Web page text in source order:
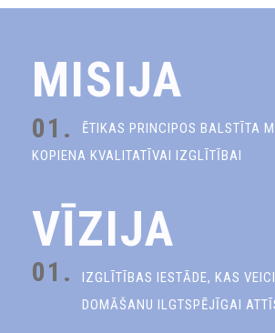
MISIJA
01.
ĒTIKAS PRINCIPOS BALSTĪTA
KOPIENA KVALITATĪVAI IZGLĪTĪBAI
VĪZIJA
01.
IZGLĪTĪBAS IESTĀDE, KAS
DOMĀŠANU ILGTSPĒJĪGAI